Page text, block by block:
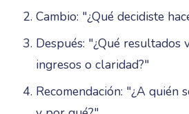
Cambio: "¿Qué decidiste
Después: "¿Qué resultados
ingresos o claridad?"
Recomendación: "¿A quién